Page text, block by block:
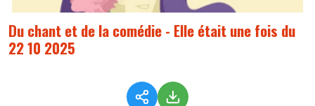
Du chant et de la comédie - Elle était une fois du
22 10 2025